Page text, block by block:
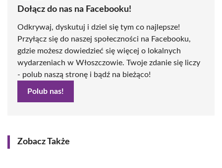
Dołącz do nas na Facebooku!
Odkrywaj, dyskutuj i dziel się tym co najlepsze!
Przyłącz się do naszej społeczności na Facebooku,
gdzie możesz dowiedzieć się więcej o lokalnych
wydarzeniach w Włoszczowie. Twoje zdanie się liczy
- polub naszą stronę i bądź na bieżąco!
Polub nas!
Zobacz Także